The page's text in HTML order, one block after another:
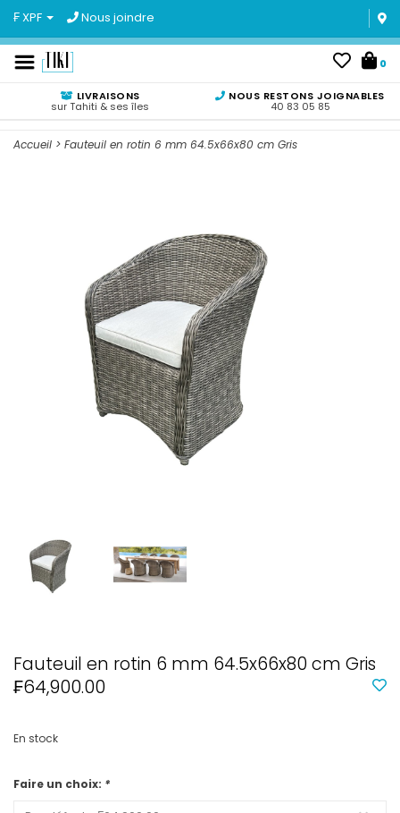
₣ XPF Nous joindre
0
LIVRAISONS
sur Tahiti & ses îles
NOUS RESTONS JOIGNABLES
40 83 05 85
Accueil > Fauteuil en rotin 6 mm 64.5x66x80 cm Gris
Fauteuil en rotin 6 mm 64.5x66x80 cm Gris
₣64,900.00
En stock
Faire un choix: *